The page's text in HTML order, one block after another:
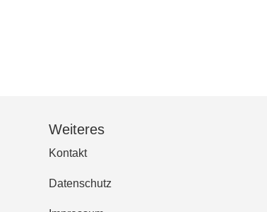
Weiteres
Kontakt
Datenschutz